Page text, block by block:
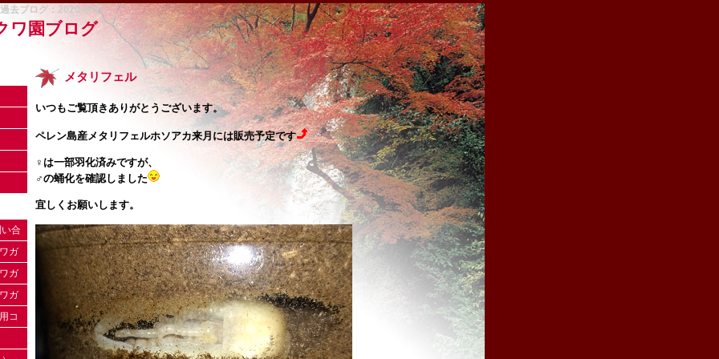
去ブログ：2020-03】
ワ園ブログ
合
ガ
ガ
と
ガ
コ
メタリフェル
いつもご覧頂きありがとうございます。
ペレン島産メタリフェルホソアカ来月には販売予定です
♀は一部羽化済みですが、
♂の蛹化を確認しました
宜しくお願いします。